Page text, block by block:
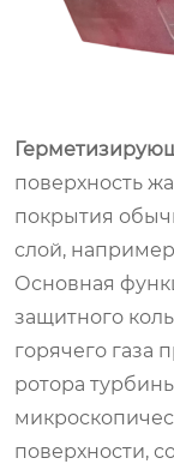
поверхность
покрытия
слой, например,
Основная
защитного
горячего газа
ротора
поверхности,